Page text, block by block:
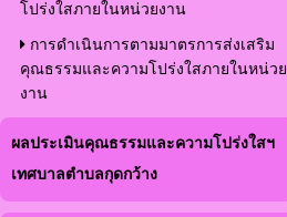
โปร่งใสภายในหน่วยงาน
การดำเนินการตามมาตรการส่งเสริม
คุณธรรมและความโปร่งใสภายในหน่วย
งาน
ผลประเมินคุณธรรมและความโปร่งใสฯ
เทศบาลตำบลกุดกว้าง